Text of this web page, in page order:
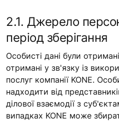
2.1. Джерело
період зберігання
Особисті дані були
отримані у зв'язку із
послуг компанії KONE.
надходити від
ділової взаємодії з
випадках KONE може